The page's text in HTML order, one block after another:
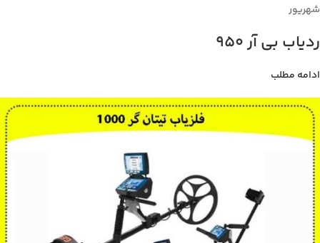
شهریور
ردیاب بی آر 950
ادامه مطلب